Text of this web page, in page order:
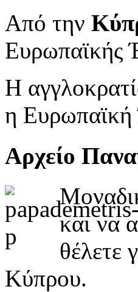
Από την
Ευρωπαϊκής
Η
η
Αρχείο
και να
θέλετε
Κύπρου.